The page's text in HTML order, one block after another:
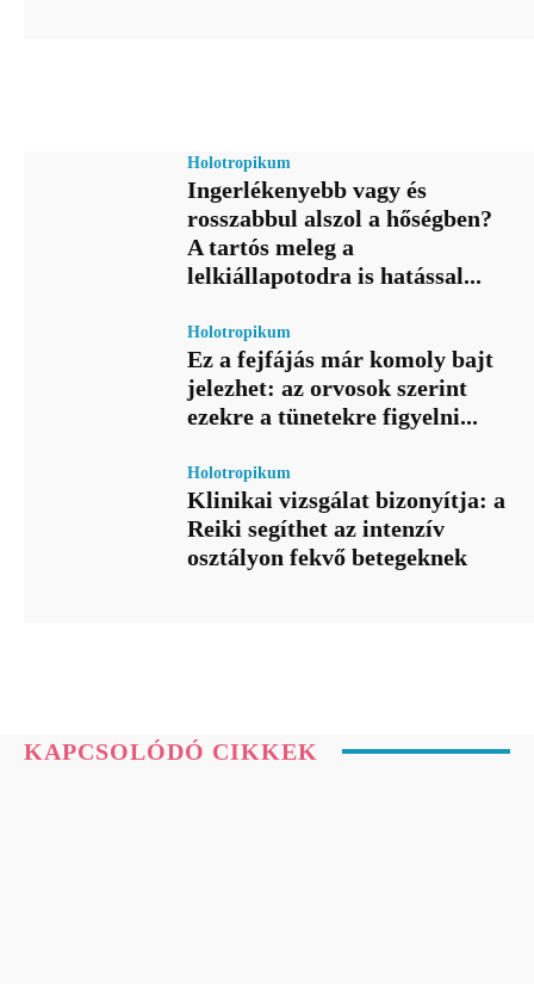
Holotropikum
Ingerlékenyebb vagy és
rosszabbul alszol a hőségben?
A tartós meleg a
lelkiállapotodra is hatással...
Holotropikum
Ez a fejfájás már komoly bajt
jelezhet: az orvosok szerint
ezekre a tünetekre figyelni...
Holotropikum
Klinikai vizsgálat bizonyítja: a
Reiki segíthet az intenzív
osztályon fekvő betegeknek
KAPCSOLÓDÓ CIKKEK